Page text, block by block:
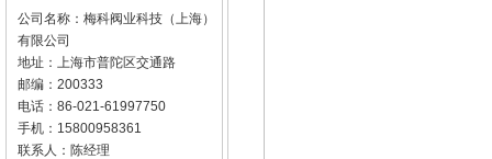
公司名称：梅科阀业科技（上海）
有限公司
地址：上海市普陀区交通路
邮编：200333
电话：86-021-61997750
手机：15800958361
联系人：陈经理